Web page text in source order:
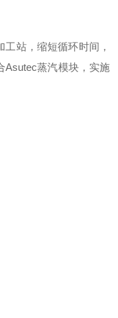
站，缩短循环时间，
Asutec蒸汽模块，实施